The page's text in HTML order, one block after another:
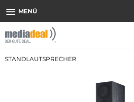
menu MENÜ
STANDLAUTSPRECHER